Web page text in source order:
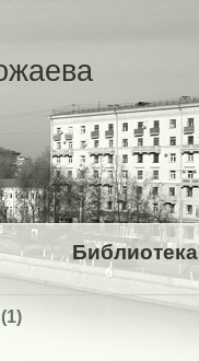
Библиотека